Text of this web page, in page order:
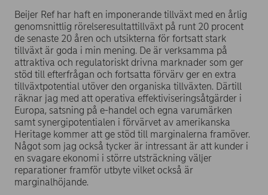
Beijer Ref har haft en imponerande tillväxt med en årlig
genomsnittlig rörelseresultattillväxt på runt 20 procent
de senaste 20 åren och utsikterna för fortsatt stark
tillväxt är goda i min mening. De är verksamma på
attraktiva och regulatoriskt drivna marknader som ger
stöd till efterfrågan och fortsatta förvärv ger en extra
tillväxtpotential utöver den organiska tillväxten. Därtill
räknar jag med att operativa effektiviseringsåtgärder i
Europa, satsning på e-handel och egna varumärken
samt synergipotentialen i förvärvet av amerikanska
Heritage kommer att ge stöd till marginalerna framöver.
Något som jag också tycker är intressant är att kunder i
en svagare ekonomi i större utsträckning väljer
reparationer framför utbyte vilket också är
marginalhöjande.